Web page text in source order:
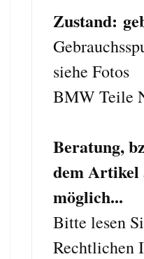
Zustand:
siehe Fotos
BMW Teile
Beratung,
dem Artikel
möglich...
Bitte lesen
Rechtlichen